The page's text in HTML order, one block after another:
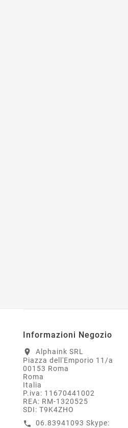
Informazioni Negozio
location_on
Alphaink SRL
Piazza dell'Emporio 11/a
00153 Roma
Roma
Italia
P.iva: 11670441002
REA: RM-1320525
SDI: T9K4ZHO
call 06.83941093 Skype: